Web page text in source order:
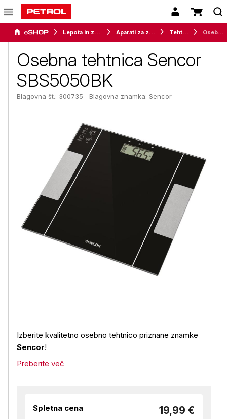
Lepota in zdravje Aparati za zdravje Tehtnice
Osebna tehtnica Sencor
SBS5050BK
Blagovna št.: 300735 Blagovna znamka: Sencor
Izberite kvalitetno osebno tehtnico priznane znamke
Sencor!
Preberite več
Spletna cena 19,99 €